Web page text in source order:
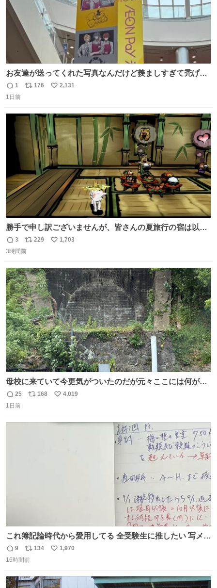
お友達が送ってくれた写真なんだけど羨ましすぎて禿げそ
う
返
信
1
リ
ト
数
176
い
数
2,131
1日前
勝手で申し訳ございませんが、皆さんの夏旅行の宿は以下
のルールで決めさせてもらいます！ ←この投稿が1万いい
返
信
3
リ
ポ
ト
数
229
い
数
1,703
3時間前
母校に来ていて今更気がついたのだが元々ここには何があ
ったのだろう…？_:(´ཀ`」 ∠):
返
信
25
リ
168
い
4,019
1日前
これ簿記論時代から愛用してる 全受験生に推したい 写メし
たとこ、ピーーてレシートよりひと回り大きいサイズくら
いで、シールで出てくるからペターって貼って間違ったと
もPRでもないよ
返
信
9
リ
ポ
ト
134
い
数
1,970
16時間前